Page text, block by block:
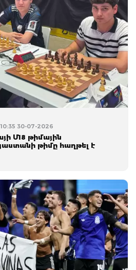
10:35 30-07-2026
Մ18 թիմային
թիմը հաղթել է